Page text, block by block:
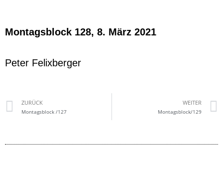
Montagsblock 128, 8. März 2021
Peter Felixberger
ZURÜCK
Montagsblock /127
WEITER
Montagsblock/129